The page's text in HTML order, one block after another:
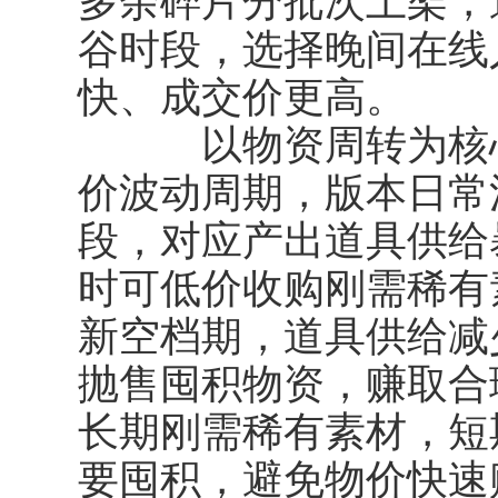
谷时段，选择晚间在
快、成交价更高。
以物资周转为核心
价波动周期，版本日
段，对应产出道具供
时可低价收购刚需稀
新空档期，道具供给
抛售囤积物资，赚取
长期刚需稀有素材，
要囤积，避免物价快